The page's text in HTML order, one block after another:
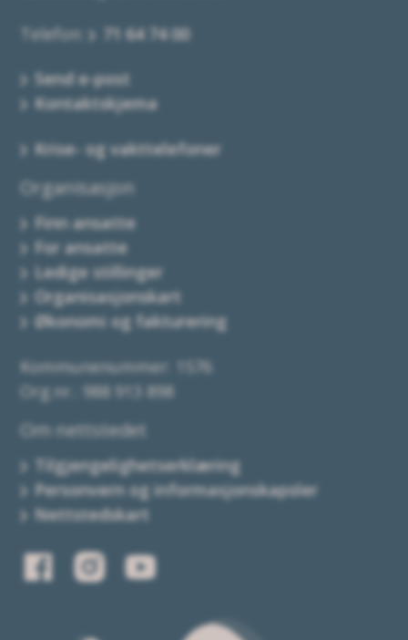
Telefon: 71 64 74 00
Send e-post
Kontaktskjema
Krise- og vakttelefoner
Organisasjon
Finn ansatte
For ansatte
Ledige stillinger
Organisasjonskart
Økonomi og fakturering
Kommunenummer: 1576
Org.nr.: 988 913 898
Om nettstedet
Tilgjengelighetserklæring
Personvern og informasjonskapsler
Nettstedskart